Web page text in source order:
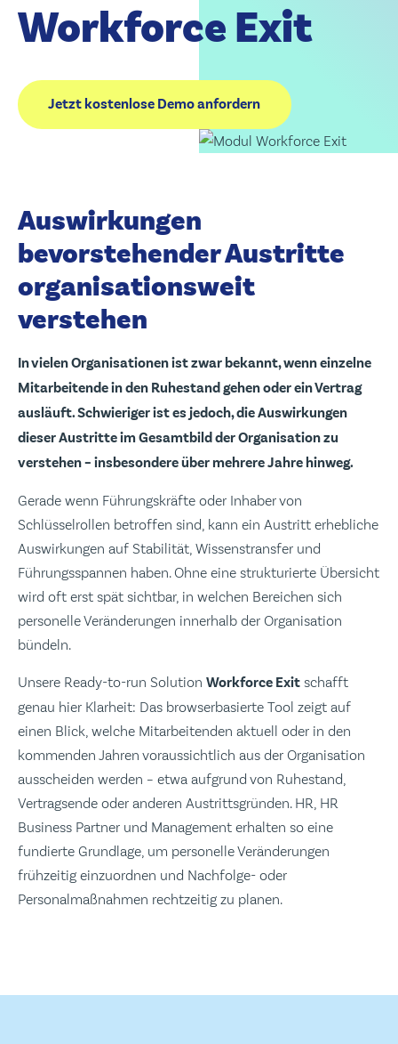
Workforce Exit
Jetzt kostenlose Demo anfordern
Auswirkungen
bevorstehender Austritte
organisationsweit
verstehen
In vielen Organisationen ist zwar bekannt, wenn einzelne
Mitarbeitende in den Ruhestand gehen oder ein Vertrag
ausläuft. Schwieriger ist es jedoch, die Auswirkungen
dieser Austritte im Gesamtbild der Organisation zu
verstehen – insbesondere über mehrere Jahre hinweg.
Gerade wenn Führungskräfte oder Inhaber von
Schlüsselrollen betroffen sind, kann ein Austritt erhebliche
Auswirkungen auf Stabilität, Wissenstransfer und
Führungsspannen haben. Ohne eine strukturierte Übersicht
wird oft erst spät sichtbar, in welchen Bereichen sich
personelle Veränderungen innerhalb der Organisation
bündeln.
Unsere Ready-to-run Solution Workforce Exit schafft
genau hier Klarheit: Das browserbasierte Tool zeigt auf
einen Blick, welche Mitarbeitenden aktuell oder in den
kommenden Jahren voraussichtlich aus der Organisation
ausscheiden werden – etwa aufgrund von Ruhestand,
Vertragsende oder anderen Austrittsgründen. HR, HR
Business Partner und Management erhalten so eine
fundierte Grundlage, um personelle Veränderungen
frühzeitig einzuordnen und Nachfolge- oder
Personalmaßnahmen rechtzeitig zu planen.